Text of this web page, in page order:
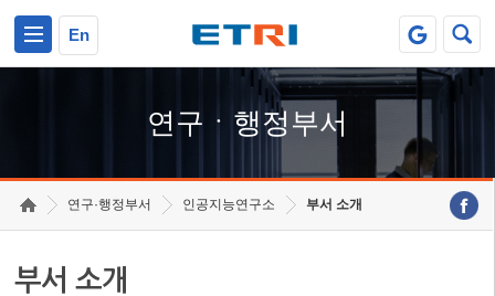
En
연구ㆍ행정부서
연구·행정부서 인공지능연구소 부서 소개
부서 소개